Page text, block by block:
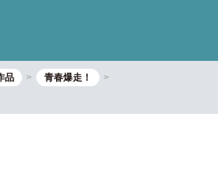
品
青春爆走！